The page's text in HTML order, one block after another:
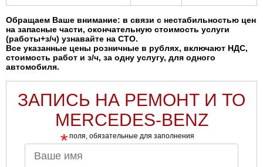
Обращаем Ваше внимание: в связи с нестабильностью цен
на запасные части, окончательную стоимость услуги
(работы+з/ч) узнавайте на СТО.
Все указанные цены розничные в рублях, включают НДС,
стоимость работ и з/ч, за одну услугу, для одного
автомобиля.
ЗАПИСЬ НА РЕМОНТ И ТО
MERCEDES-BENZ
* поля, обязательные для заполнения